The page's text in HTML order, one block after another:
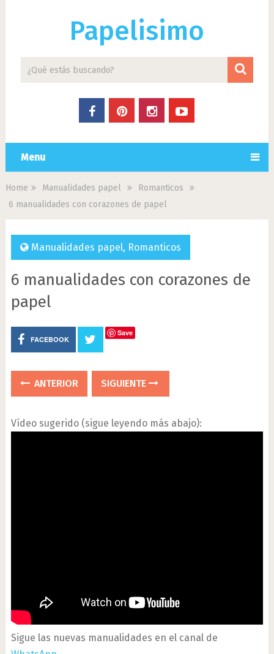
Papelisimo
Menu
Home Manualidades papel
Romanticos
6 manualidades con corazones de papel
Manualidades papel, Romanticos
6 manualidades con corazones de
papel
FACEBOOK
Save
ANTERIOR SIGUIENTE
Vídeo sugerido (sigue leyendo más abajo):
Sigue las nuevas manualidades en el canal de